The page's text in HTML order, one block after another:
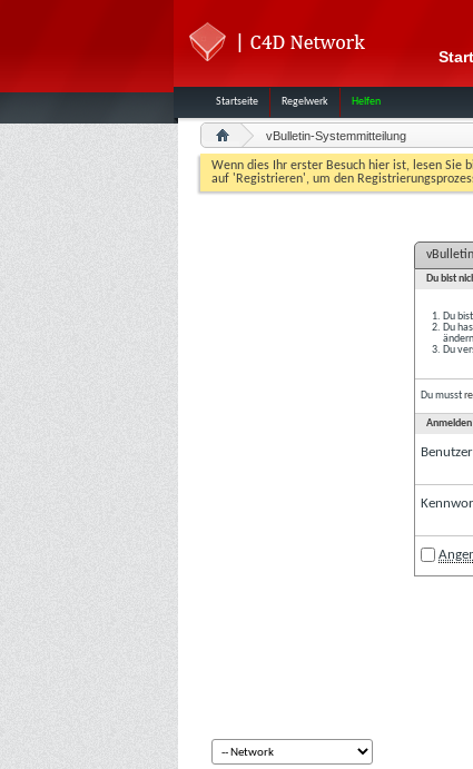
Startseite Regelwerk Helfen
vBulletin-Systemmitteilung
Wenn dies Ihr erster Besuch hier ist, lesen Sie
auf 'Registrieren', um den
Du bist
Du
Du
Du
Du musst
Anmelden